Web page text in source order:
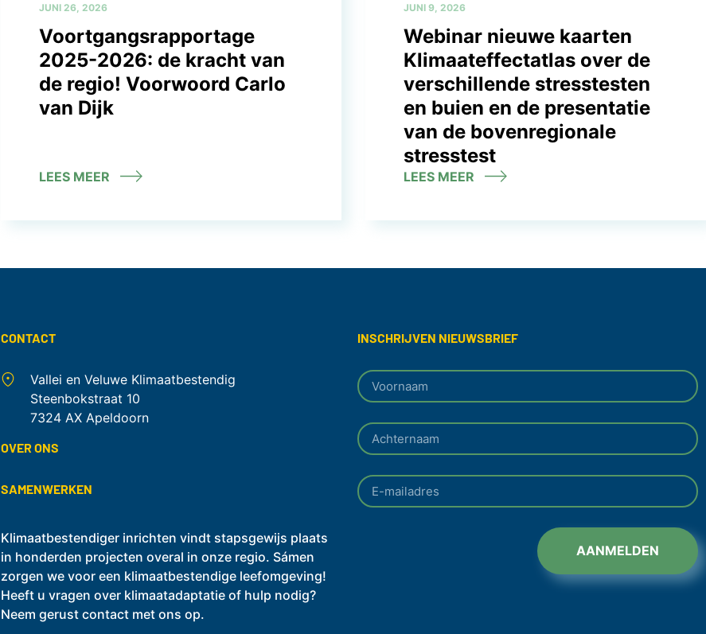
JUNI 26, 2026
Voortgangsrapportage
2025-2026: de kracht van
de regio! Voorwoord Carlo
van Dijk
LEES MEER
JUNI 9, 2026
Webinar nieuwe kaarten
Klimaateffectatlas over de
verschillende stresstesten
en buien en de presentatie
van de bovenregionale
stresstest
LEES MEER
CONTACT
Vallei en Veluwe Klimaatbestendig
Steenbokstraat 10
7324 AX Apeldoorn
OVER ONS
SAMENWERKEN
Klimaatbestendiger inrichten vindt stapsgewijs plaats
in honderden projecten overal in onze regio. Sámen
zorgen we voor een klimaatbestendige leefomgeving!
Heeft u vragen over klimaatadaptatie of hulp nodig?
Neem gerust contact met ons op.
INSCHRIJVEN NIEUWSBRIEF
AANMELDEN